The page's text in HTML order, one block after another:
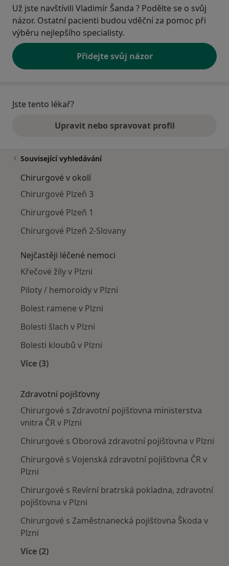
Už jste navštívili Vladimír Šanda ? Podělte se o svůj
názor. Ostatní pacienti budou vděční za pomoc při
výběru nejlepšího specialisty.
Přidejte svůj názor
Jste tento lékař?
Upravit nebo spravovat profil
Související vyhledávání
Chirurgové v okolí
Chirurgové Plzeň 3
Chirurgové Plzeň 1
Chirurgové Plzeň 2-Slovany
Nejčastěji léčené nemoci
Křečové žíly v Plzni
Piloty / hemoroidy v Plzni
Bolest ramene v Plzni
Bolesti šlach v Plzni
Bolesti kloubů v Plzni
Více (3)
Zdravotní pojišťovny
Chirurgové s Zdravotní pojišťovna ministerstva
vnitra ČR v Plzni
Chirurgové s Oborová zdravotní pojišťovna v Plzni
Chirurgové s Vojenská zdravotní pojišťovna ČR v
Plzni
Chirurgové s Revírní bratrská pokladna, zdravotní
pojišťovna v Plzni
Chirurgové s Zaměstnanecká pojišťovna Škoda v
Plzni
Více (2)